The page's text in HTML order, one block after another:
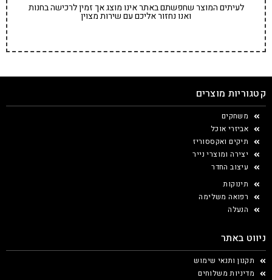
לעיתים המוצר שחפשתם באתר אינו מוצג אך זמין לרכישה בחנות
ואנו נחזור אליכם עם שירות מצוין
קטגוריות מוצרים
משחקים
אביזרי אוכל
תיקים ואקססוריז
יצירה ומוצרי נייר
עיצוב החדר
תינוקות
רפואה משלימה
הנעלה
ניווט באתר
תקנון ותנאי שימוש
מדיניות משלוחים